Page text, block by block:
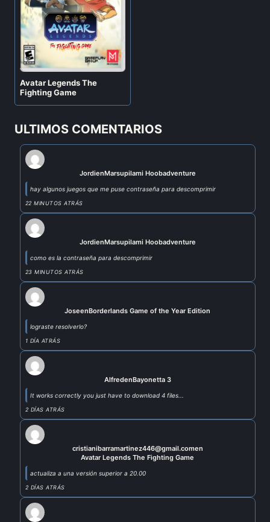
Avatar Legends The
Fighting Game
ULTIMOS COMENTARIOS
JordienMarsupilami Hoobadventure
hay algunos juegos que me puse contraseña para descomprimir
22 MINUTOS ATRÁS
JordienMarsupilami Hoobadventure
como es la contraseña para descomprimir
23 MINUTOS ATRÁS
JoseenBorderlands Game of the Year Edition
lograste resolverlo?
1 DÍA ATRÁS
AlfredenBayonetta 3
It works correctly you just have to download 4 files...
2 DÍAS ATRÁS
cristianibarramartinez446@gmail.comen
Avatar Legends The Fighting Game
actualiza a una versión superior a 20.00
2 DÍAS ATRÁS